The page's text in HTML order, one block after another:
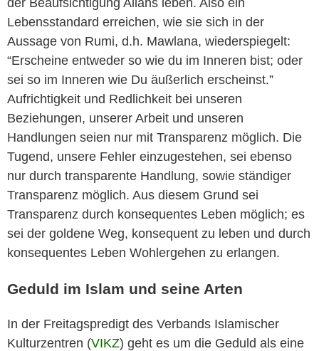
Lebensstandard erreichen, wie sie sich in der
Aussage von Rumi, d.h. Mawlana, wiederspiegelt:
“Erscheine entweder so wie du im Inneren bist; oder
sei so im Inneren wie Du äußerlich erscheinst.”
Aufrichtigkeit und Redlichkeit bei unseren
Beziehungen, unserer Arbeit und unseren
Handlungen seien nur mit Transparenz möglich. Die
Tugend, unsere Fehler einzugestehen, sei ebenso
nur durch transparente Handlung, sowie ständiger
Transparenz möglich. Aus diesem Grund sei
Transparenz durch konsequentes Leben möglich; es
sei der goldene Weg, konsequent zu leben und durch
konsequentes Leben Wohlergehen zu erlangen.
Geduld im Islam und seine Arten
In der Freitagspredigt des Verbands Islamischer
Kulturzentren (VIKZ) geht es um die Geduld als eine